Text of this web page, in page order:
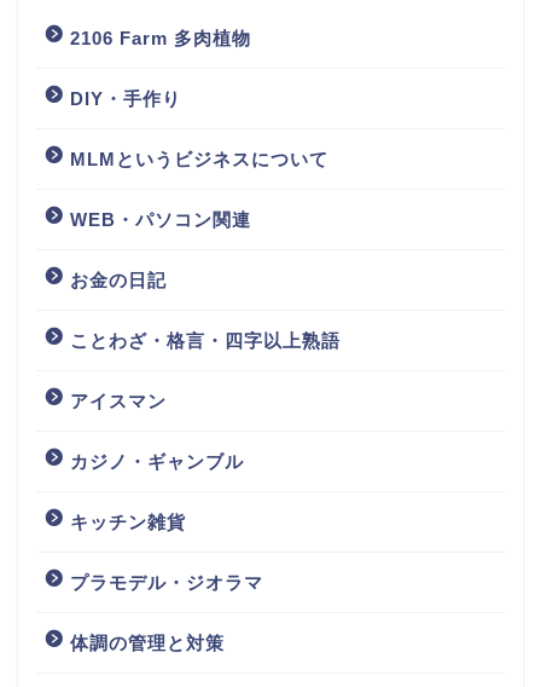
2106 Farm 多肉植物
DIY・手作り
MLMというビジネスについて
WEB・パソコン関連
お金の日記
ことわざ・格言・四字以上熟語
アイスマン
カジノ・ギャンブル
キッチン雑貨
プラモデル・ジオラマ
体調の管理と対策